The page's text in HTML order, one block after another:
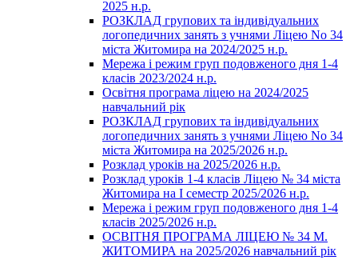
2025 н.р.
РОЗКЛАД групових та індивідуальних
логопедичних занять з учнями Ліцею No 34
міста Житомира на 2024/2025 н.р.
Мережа і режим груп подовженого дня 1-4
класів 2023/2024 н.р.
Освітня програма ліцею на 2024/2025
навчальний рік
РОЗКЛАД групових та індивідуальних
логопедичних занять з учнями Ліцею No 34
міста Житомира на 2025/2026 н.р.
Розклад уроків на 2025/2026 н.р.
Розклад уроків 1-4 класів Ліцею № 34 міста
Житомира на І семестр 2025/2026 н.р.
Мережа і режим груп подовженого дня 1-4
класів 2025/2026 н.р.
ОСВІТНЯ ПРОГРАМА ЛІЦЕЮ № 34 М.
ЖИТОМИРА на 2025/2026 навчальний рік